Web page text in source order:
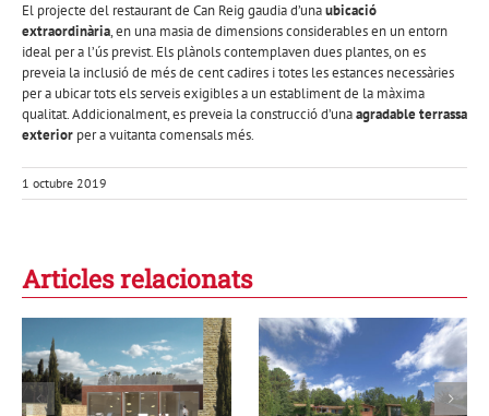
El projecte del restaurant de Can Reig gaudia d’unaubicació
extraordinària, en una masia de dimensions considerables en un entorn
ideal per a l’ús previst. Els plànols contemplaven dues plantes, on es
preveia la inclusió de més de cent cadires i totes les estances necessàries
per a ubicar tots els serveis exigibles a un establiment de la màxima
qualitat. Addicionalment, es preveia la construcció d’unaagradable terrassa
exterior per a vuitanta comensals més.
1 octubre 2019
Articles relacionats
Rural i amb
encant… és el teu
Àrea de Wellness